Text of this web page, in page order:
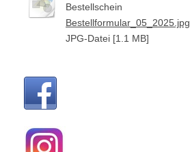
Bestellschein
Bestellformular_05_2025.jpg
JPG-Datei [1.1 MB]